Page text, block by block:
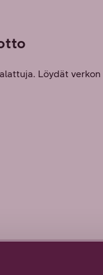
Löydät verkon